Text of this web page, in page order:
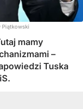
Piątkowski
mamy
–
Tuska